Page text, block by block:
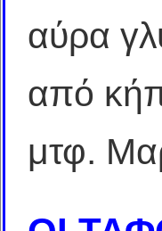
αύρα
από
μτφ.